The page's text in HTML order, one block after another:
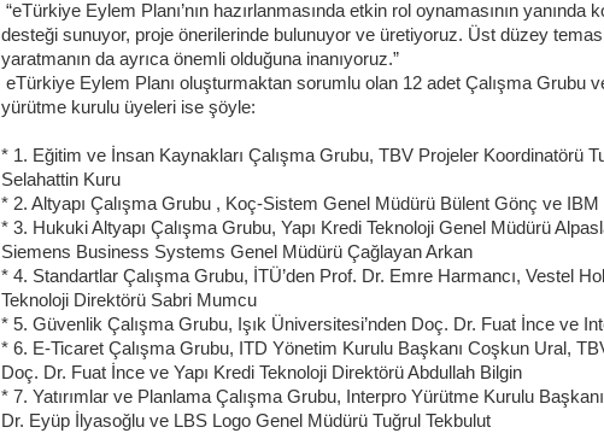
“eTürkiye Eylem Planı’nın hazırlanmasında etkin rol oynamasının
desteği sunuyor, proje önerilerinde bulunuyor ve üretiyoruz. Üst düzey
yaratmanın da ayrıca önemli olduğuna inanıyoruz.”
eTürkiye Eylem Planı oluşturmaktan sorumlu olan 12 adet Çalışma Grubu
yürütme kurulu üyeleri ise şöyle:
* 1. Eğitim ve İnsan Kaynakları Çalışma Grubu, TBV Projeler Koordinatörü
Selahattin Kuru
* 2. Altyapı Çalışma Grubu , Koç-Sistem Genel Müdürü Bülent Gönç ve
* 3. Hukuki Altyapı Çalışma Grubu, Yapı Kredi Teknoloji Genel Müdürü
Siemens Business Systems Genel Müdürü Çağlayan Arkan
* 4. Standartlar Çalışma Grubu, İTÜ’den Prof. Dr. Emre Harmancı, Vestel
Teknoloji Direktörü Sabri Mumcu
* 5. Güvenlik Çalışma Grubu, Işık Üniversitesi’nden Doç. Dr. Fuat İnce ve
* 6. E-Ticaret Çalışma Grubu, ITD Yönetim Kurulu Başkanı Coşkun Ural,
Doç. Dr. Fuat İnce ve Yapı Kredi Teknoloji Direktörü Abdullah Bilgin
* 7. Yatırımlar ve Planlama Çalışma Grubu, Interpro Yürütme Kurulu
Dr. Eyüp İlyasoğlu ve LBS Logo Genel Müdürü Tuğrul Tekbulut